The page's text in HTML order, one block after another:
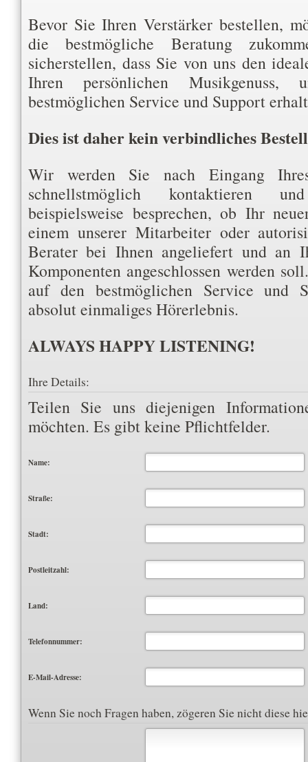
Bevor Sie Ihren Verstärker bestellen,
die bestmögliche Beratung
sicherstellen, dass Sie von uns den
Ihren persönlichen
bestmöglichen Service und Support
Dies ist daher kein verbindliches
Wir werden Sie nach Eingang
schnellstmöglich kontaktieren
beispielsweise besprechen, ob Ihr
einem unserer Mitarbeiter oder
Berater bei Ihnen angeliefert und an
Komponenten angeschlossen werden
auf den bestmöglichen Service und
absolut einmaliges Hörerlebnis.
ALWAYS HAPPY LISTENING!
Ihre Details:
Teilen Sie uns diejenigen
möchten. Es gibt keine Pflichtfelder.
Name:
Straße:
Stadt:
Postleitzahl:
Land:
Telefonnummer:
E-Mail-Adresse:
Wenn Sie noch Fragen haben, zögeren Sie nicht diese